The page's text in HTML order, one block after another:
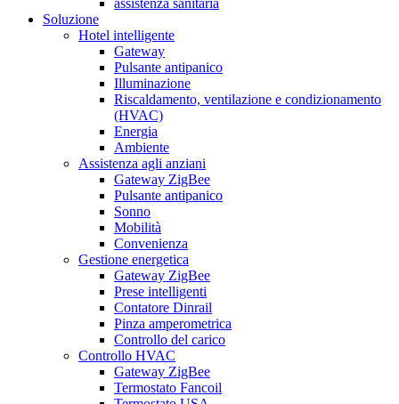
assistenza sanitaria
Soluzione
Hotel intelligente
Gateway
Pulsante antipanico
Illuminazione
Riscaldamento, ventilazione e condizionamento
(HVAC)
Energia
Ambiente
Assistenza agli anziani
Gateway ZigBee
Pulsante antipanico
Sonno
Mobilità
Convenienza
Gestione energetica
Gateway ZigBee
Prese intelligenti
Contatore Dinrail
Pinza amperometrica
Controllo del carico
Controllo HVAC
Gateway ZigBee
Termostato Fancoil